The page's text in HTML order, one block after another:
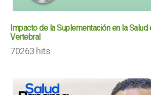
Impacto de la Suplementación en la Salud
Vertebral
70263 hits